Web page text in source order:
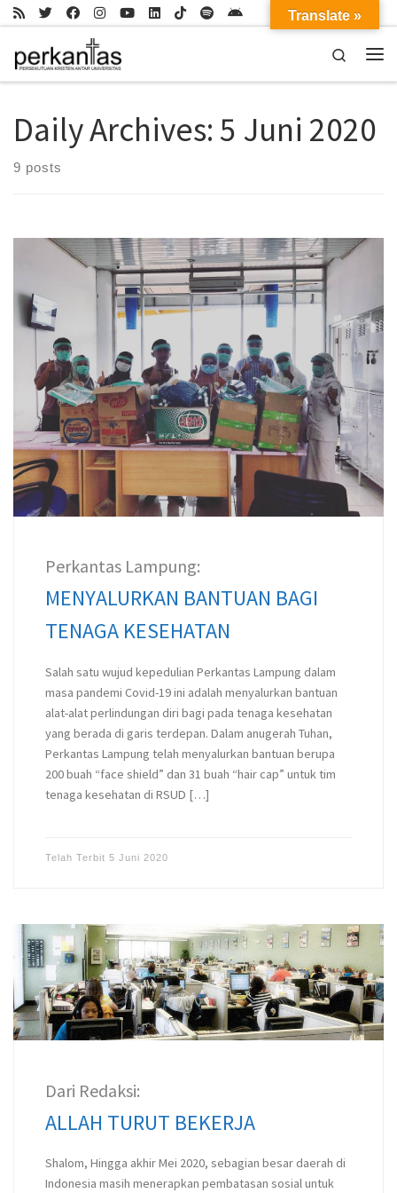
Skip to content
Search
Daily Archives: 5 Juni 2020
9 posts
Perkantas Lampung:
MENYALURKAN BANTUAN BAGI
TENAGA KESEHATAN
Salah satu wujud kepedulian Perkantas Lampung dalam
masa pandemi Covid-19 ini adalah menyalurkan bantuan
alat-alat perlindungan diri bagi pada tenaga kesehatan
yang berada di garis terdepan. Dalam anugerah Tuhan,
Perkantas Lampung telah menyalurkan bantuan berupa
200 buah “face shield” dan 31 buah “hair cap” untuk tim
tenaga kesehatan di RSUD […]
Telah Terbit 5 Juni 2020
Dari Redaksi:
ALLAH TURUT BEKERJA
Shalom, Hingga akhir Mei 2020, sebagian besar daerah di
Indonesia masih menerapkan pembatasan sosial untuk
Translate »